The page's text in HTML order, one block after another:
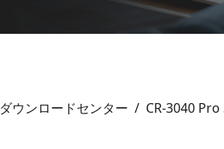
ダウンロードセンター / CR-3040